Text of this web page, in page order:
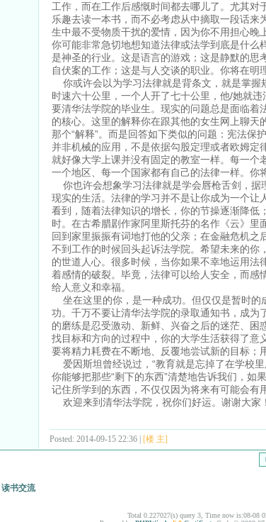
工作，而在工作后感慨时间都去哪儿了。尤其
乐趣去读一本书，而不必考虑从中摘取一段话
生中最不受物质干扰的爱情，因为你不用担心晚
你可能非常急切地想知道法律或法学到底是什
是神圣的行业。这是语言的游戏；这是静默的
自伏案的工作；这是与人交谈的职业。你将在明
你或许会以为学习法律就是背条文，就是掌握
时速六十公里，一个人开了七十公里，他/她就
要清华法学院的毕业生。现实的问题总是面临
的核心。这里的解释你在跟其他的女生网上聊天
那个“解释”。而是回答如下类似的问题：宪法保
并非机械的应用，不是依据勾股定理或者欧姆定
就好像大学上课并没有固定的教室一样。每一
一个地区、每一个国家都有自己的法律一样。你
你也许会想象学习法律就是学会唇枪舌剑，据
现实的生活。法律的学习并不是让你成为一个
看到，随着法律知识的增长，你的节操逐渐降低
时。在古希腊剧作家阿里斯托芬的名作《云》里
回到家里振振有词地打他的父亲；在金融危机
不到工作的时候回头起诉法学院。希望未来的你
的世道人心。很多时候，当你如果不幸地运用
着感情的破裂。毕竟，法律可以给人安全，而
给人意义和幸福。
坐在这里的你，是一种成功。但仅仅是暂时的
功。千万不要让清华法学院的录取通知书，成
的磨练是忍受激动、新鲜、兴奋之后的迷茫、
找目标和方向的过程中，你的大学生活获得了
要将精力耗费在不断地、反覆地尝试新的目标；
爱因斯坦曾经说过，“教育就是忘掉了在学校
你能够把那些“剩下的东西”清楚地告诉我们，如
记住所学到的东西，不仅仅因为将来有可能会有
欢迎来到清华法学院，祝你们好运。谢谢大家！
Posted: 2014-09-15 22:36 | [楼 主]
读书交流
Total 0.227027(s) query 3, Time now is:08-08